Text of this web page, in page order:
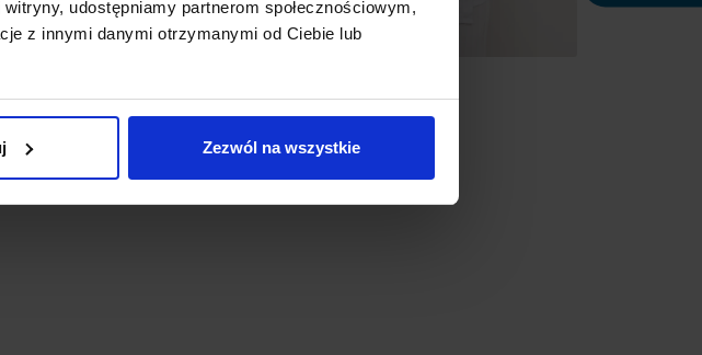
udostępniamy partnerom społecznościowym,
z innymi danymi otrzymanymi od Ciebie lub
Zezwól na wszystkie